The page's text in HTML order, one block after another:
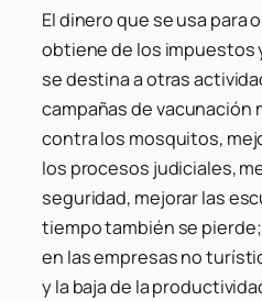
El dinero que se usa para
obtiene de los impuestos
se destina a otras
campañas de vacunación
contra los mosquitos,
los procesos judiciales,
seguridad, mejorar las
tiempo también se
en las empresas no
y la baja de la